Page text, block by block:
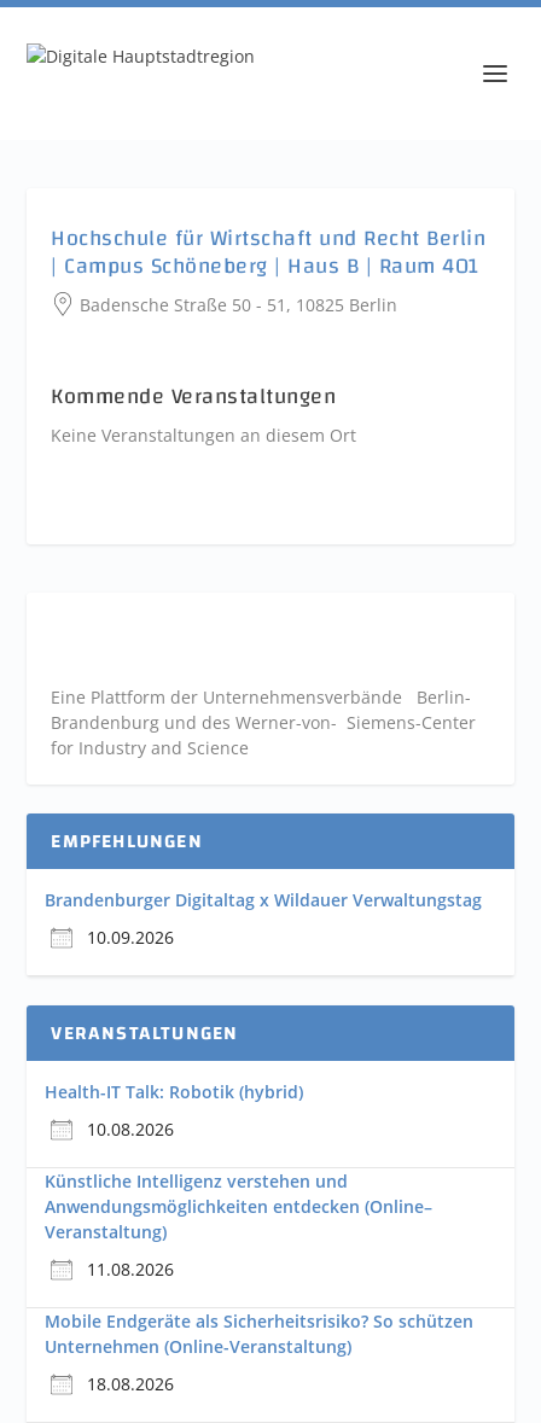
Hochschule für Wirtschaft und Recht Berlin
| Campus Schöneberg | Haus B | Raum 401
Badensche Straße 50 - 51, 10825 Berlin
Kommende Veranstaltungen
Keine Veranstaltungen an diesem Ort
Eine Plattform der Unternehmensverbände Berlin-
Brandenburg und des Werner-von- Siemens-Center
for Industry and Science
EMPFEHLUNGEN
Brandenburger Digitaltag x Wildauer Verwaltungstag
10.09.2026
VERANSTALTUNGEN
Health-IT Talk: Robotik (hybrid)
10.08.2026
Künstliche Intelligenz verstehen und
Anwendungsmöglichkeiten entdecken (Online–
Veranstaltung)
11.08.2026
Mobile Endgeräte als Sicherheitsrisiko? So schützen
Unternehmen (Online-Veranstaltung)
18.08.2026